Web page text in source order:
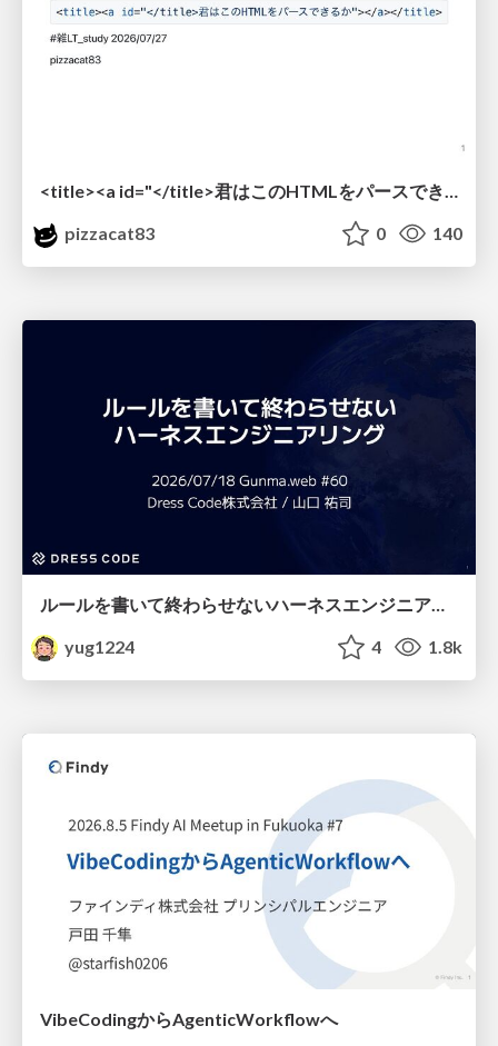
pizzacat83
0 140
ルールを書いて終わらせないハーネスエンジニアリング
yug1224
4 1.8k
VibeCodingからAgenticWorkflowへ